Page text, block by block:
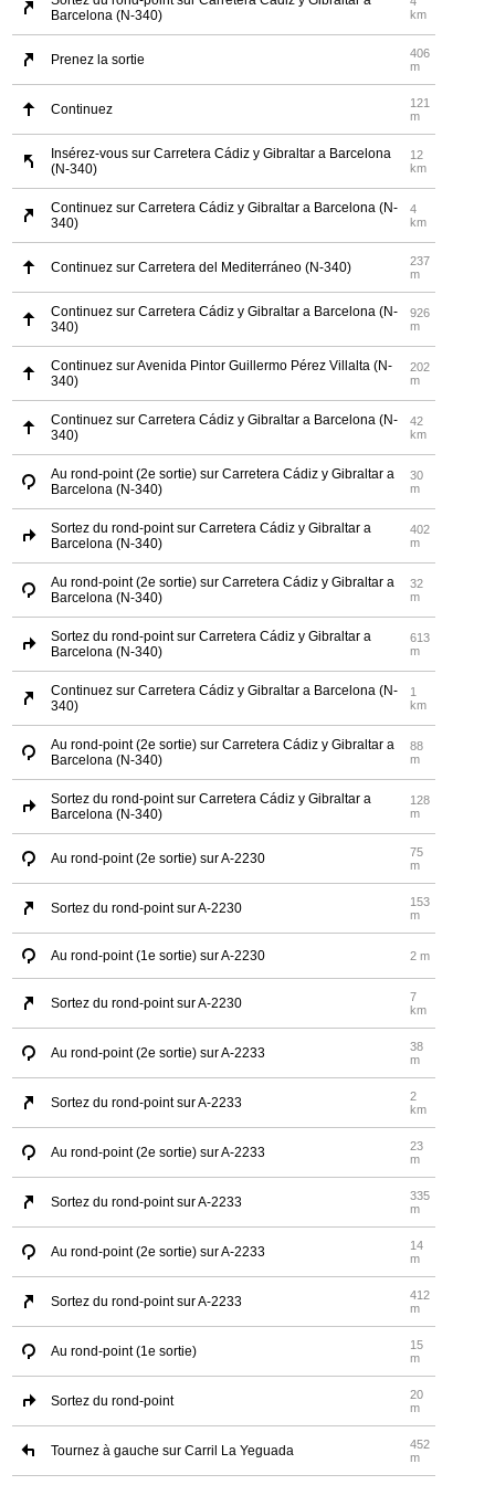
Barcelona (N-340)
km
Prenez la sortie
406
m
Continuez
121
m
Insérez-vous sur Carretera Cádiz y Gibraltar a Barcelona
(N-340)
12
km
Continuez sur Carretera Cádiz y Gibraltar a Barcelona (N-
340)
4
km
Continuez sur Carretera del Mediterráneo (N-340)
237
m
Continuez sur Carretera Cádiz y Gibraltar a Barcelona (N-
340)
926
m
Continuez sur Avenida Pintor Guillermo Pérez Villalta (N-
340)
202
m
Continuez sur Carretera Cádiz y Gibraltar a Barcelona (N-
340)
42
km
Au rond-point (2e sortie) sur Carretera Cádiz y Gibraltar a
Barcelona (N-340)
30
m
Sortez du rond-point sur Carretera Cádiz y Gibraltar a
Barcelona (N-340)
402
m
Au rond-point (2e sortie) sur Carretera Cádiz y Gibraltar a
Barcelona (N-340)
32
m
Sortez du rond-point sur Carretera Cádiz y Gibraltar a
Barcelona (N-340)
613
m
Continuez sur Carretera Cádiz y Gibraltar a Barcelona (N-
340)
1
km
Au rond-point (2e sortie) sur Carretera Cádiz y Gibraltar a
Barcelona (N-340)
88
m
Sortez du rond-point sur Carretera Cádiz y Gibraltar a
Barcelona (N-340)
128
m
Au rond-point (2e sortie) sur A-2230
75
m
Sortez du rond-point sur A-2230
153
m
Au rond-point (1e sortie) sur A-2230 2 m
Sortez du rond-point sur A-2230
7
km
Au rond-point (2e sortie) sur A-2233
38
m
Sortez du rond-point sur A-2233
2
km
Au rond-point (2e sortie) sur A-2233
23
m
Sortez du rond-point sur A-2233
335
m
Au rond-point (2e sortie) sur A-2233
14
m
Sortez du rond-point sur A-2233
412
m
Au rond-point (1e sortie)
15
m
Sortez du rond-point
20
m
Tournez à gauche sur Carril La Yeguada
452
m